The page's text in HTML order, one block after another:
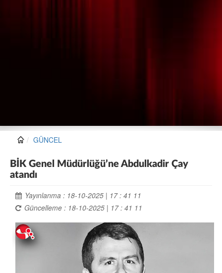
GÜNCEL
BİK Genel Müdürlüğü’ne Abdulkadir Çay
atandı
Yayınlanma : 18-10-2025 | 17 : 41 11
Güncelleme : 18-10-2025 | 17 : 41 11